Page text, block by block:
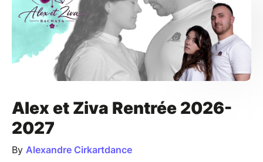
Alex et Ziva Rentrée 2026-
2027
By Alexandre Cirkartdance